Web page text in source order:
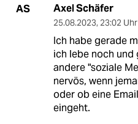
AS Axel Schäfer
25.08.2023, 23:02 Uhr
Ich habe gerade
ich lebe noch und
andere "soziale
nervös, wenn
oder ob eine
eingeht.